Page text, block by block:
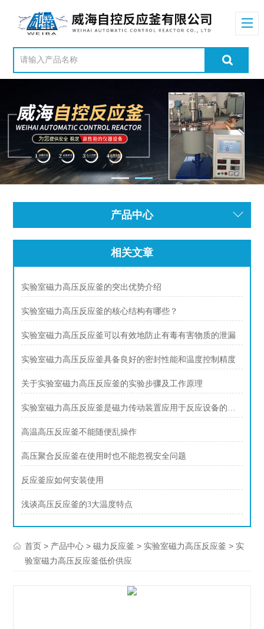
产品中心
相关文章
实验室磁力高压反应釜的突出优势介绍
实验室磁力高压反应釜的核心结构有哪些？
实验室磁力高压反应釜可以有效地防止有毒有害物质的泄漏
实验室磁力高压反应釜具备良好的密封性能和温度控制精度
关于实验室磁力高压反应釜的实验步骤及工作原理
实验室磁力高压反应釜是磁力传动装置应用于反应设备的典型创新
高温高压反应釜不能随便乱操作
高压聚合反应釜在使用时也不能忽视安全问题
反应釜应如何安装使用
浅谈高压反应釜的3大温度特点
首页 > 产品中心 >磁力反应釜 > 实验室磁力高压反应釜 > 实
验室磁力高压反应釜低价供应